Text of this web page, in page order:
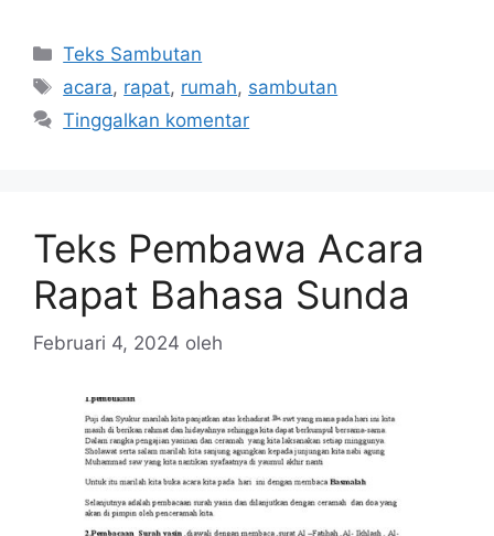
Kategori
Teks Sambutan
Tag
acara, rapat, rumah, sambutan
Tinggalkan komentar
Teks Pembawa Acara
Rapat Bahasa Sunda
Februari 4, 2024 oleh